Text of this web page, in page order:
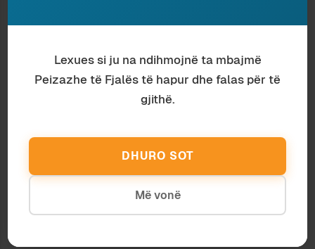
6 March 2015
Discover more from Peizazhe të fjalës
Type your email…
Lexues si ju na ndihmojnë ta mbajmë
Peizazhe të Fjalës të hapur dhe falas për të
gjithë.
DHURO SOT
Më vonë